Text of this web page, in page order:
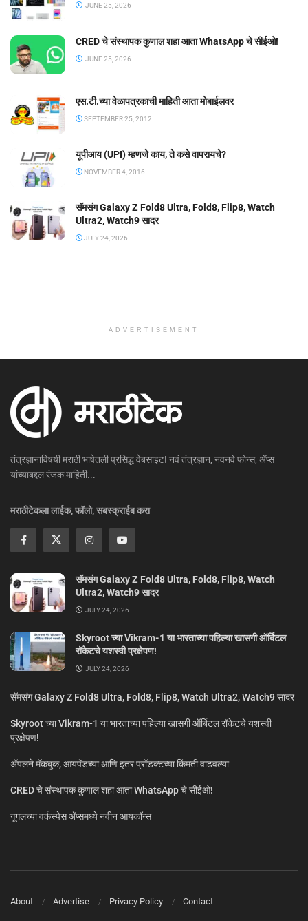
JUNE 25, 2026
CRED चे संस्थापक कुणाल शहा आता WhatsApp चे सीईओ!
JUNE 25, 2026
एस.टी.च्या वेळापत्रकाची माहिती आता मोबाईलवर
SEPTEMBER 25, 2012
यूपीआय (UPI) म्हणजे काय, ते कसे वापरायचे?
NOVEMBER 4, 2016
सॅमसंग Galaxy Z Fold8 Ultra, Fold8, Flip8, Watch
Ultra2, Watch9 सादर
JULY 24, 2026
ADVERTISEMENT
तंत्रज्ञानाविषयी मराठी भाषेतली प्रसिद्ध वेबसाइट! नवं तंत्रज्ञान, नवनवे फोन्स, ॲप्स
यांच्याबद्दल रंजक माहिती...
मराठीटेकला लाईक, फॉलो, सबस्क्राईब करा
सॅमसंग Galaxy Z Fold8 Ultra, Fold8, Flip8, Watch
Ultra2, Watch9 सादर
JULY 24, 2026
Skyroot च्या Vikram-1 या भारताच्या पहिल्या खासगी ऑर्बिटल
रॉकेटचे यशस्वी प्रक्षेपण!
JULY 24, 2026
सॅमसंग Galaxy Z Fold8 Ultra, Fold8, Flip8, Watch Ultra2, Watch9 सादर
Skyroot च्या Vikram-1 या भारताच्या पहिल्या खासगी ऑर्बिटल रॉकेटचे यशस्वी
प्रक्षेपण!
ॲपलने मॅकबुक, आयपॅडच्या आणि इतर प्रॉडक्टच्या किंमती वाढवल्या
CRED चे संस्थापक कुणाल शहा आता WhatsApp चे सीईओ!
गूगलच्या वर्कस्पेस अ‍ॅप्समध्ये नवीन आयकॉन्स
About Advertise Privacy Policy Contact